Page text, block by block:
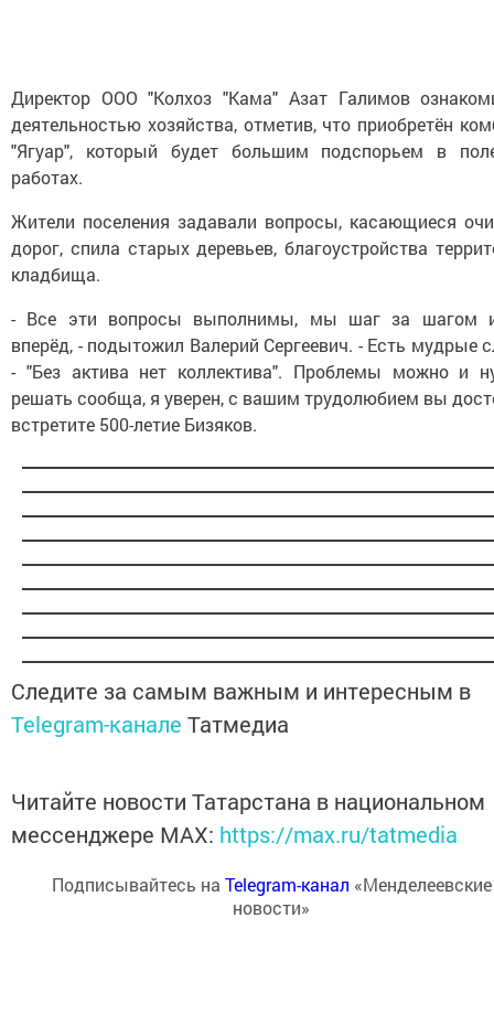
Директор ООО "Колхоз "Кама" Азат Галимов
деятельностью хозяйства, отметив, что приобретён
"Ягуар", который будет большим подспорьем в
работах.
Жители поселения задавали вопросы, касающиеся
дорог, спила старых деревьев, благоустройства
кладбища.
- Все эти вопросы выполнимы, мы шаг за шагом
вперёд, - подытожил Валерий Сергеевич. - Есть мудрые
- "Без актива нет коллектива". Проблемы можно и
решать сообща, я уверен, с вашим трудолюбием вы
встретите 500-летие Бизяков.
Следите за самым важным и интересным в
Telegram-канале Татмедиа
Читайте новости Татарстана в национальном
мессенджере MАХ: https://max.ru/tatmedia
Подписывайтесь на Telegram-канал «Менделеевские
новости»